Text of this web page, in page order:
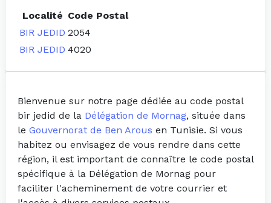
Localité Code Postal
BIR JEDID 2054
BIR JEDID 4020
Bienvenue sur notre page dédiée au code postal
bir jedid de la Délégation de Mornag, située dans
le Gouvernorat de Ben Arous en Tunisie. Si vous
habitez ou envisagez de vous rendre dans cette
région, il est important de connaître le code postal
spécifique à la Délégation de Mornag pour
faciliter l'acheminement de votre courrier et